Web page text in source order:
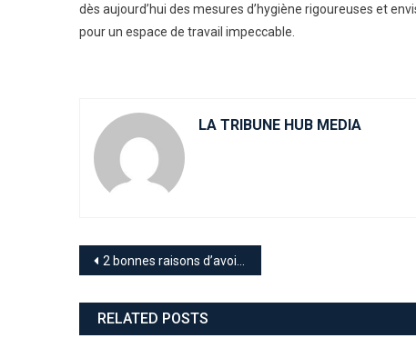
dès aujourd’hui des mesures d’hygiène rigoureuses et
pour un espace de travail impeccable.
LA TRIBUNE HUB MEDIA
Navigation
de
l’article
2 bonnes raisons d’avoir du cuivre chez soi
RELATED POSTS